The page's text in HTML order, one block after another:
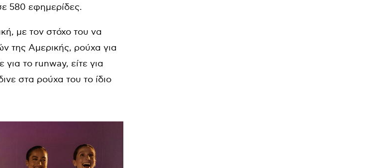
580 εφημερίδες.
με τον στόχο του να
της Αμερικής, ρούχα για
το runway, είτε για
στα ρούχα του το ίδιο